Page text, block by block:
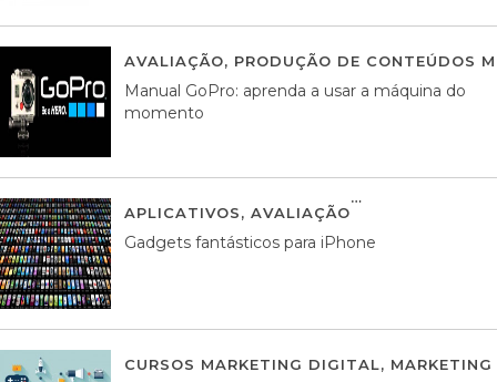
AVALIAÇÃO, PRODUÇÃO DE CONTEÚDOS
Manual GoPro: aprenda a usar a máquina do
momento
APLICATIVOS, AVALIAÇÃO
Gadgets fantásticos para iPhone
CURSOS MARKETING DIGITAL,